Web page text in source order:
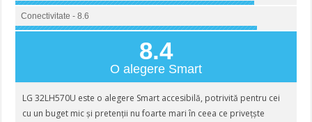
Conectivitate - 8.6
8.4
O alegere Smart
LG 32LH570U este o alegere Smart accesibilă, potrivită pentru cei
cu un buget mic și pretenții nu foarte mari în ceea ce privețște